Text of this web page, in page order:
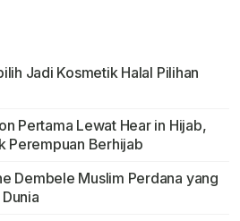
Jadi Kosmetik Halal Pilihan
Pertama Lewat Hear in Hijab,
Perempuan Berhijab
Dembele Muslim Perdana yang